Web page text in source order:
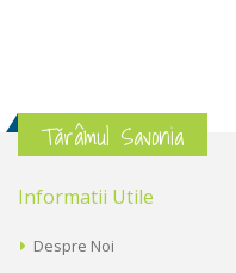
Tărâmul Savonia
Informatii Utile
Despre Noi